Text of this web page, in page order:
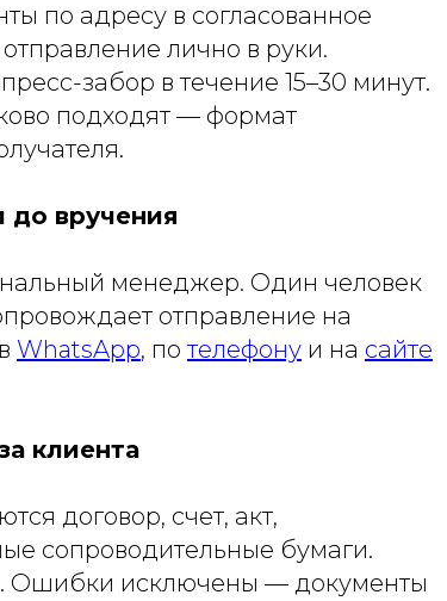
по адресу в согласованное
лично в руки.
забор в течение 15–30 минут.
подходят — формат
до вручения
менеджер. Один человек
отправление на
WhatsApp, потелефону и на сайте
клиента
договор, счет, акт,
сопроводительные бумаги.
Ошибки исключены — документы